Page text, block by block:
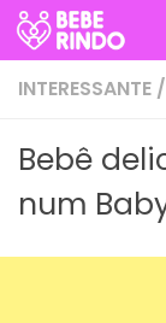
Skip to
INTERESSANTE /
Bebê
num